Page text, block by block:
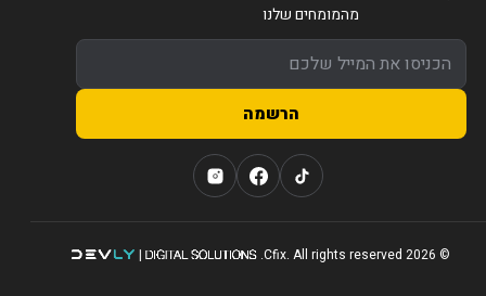
מהמומחים שלנו
הרשמה
© 2026 Cfix. All rights reserved.